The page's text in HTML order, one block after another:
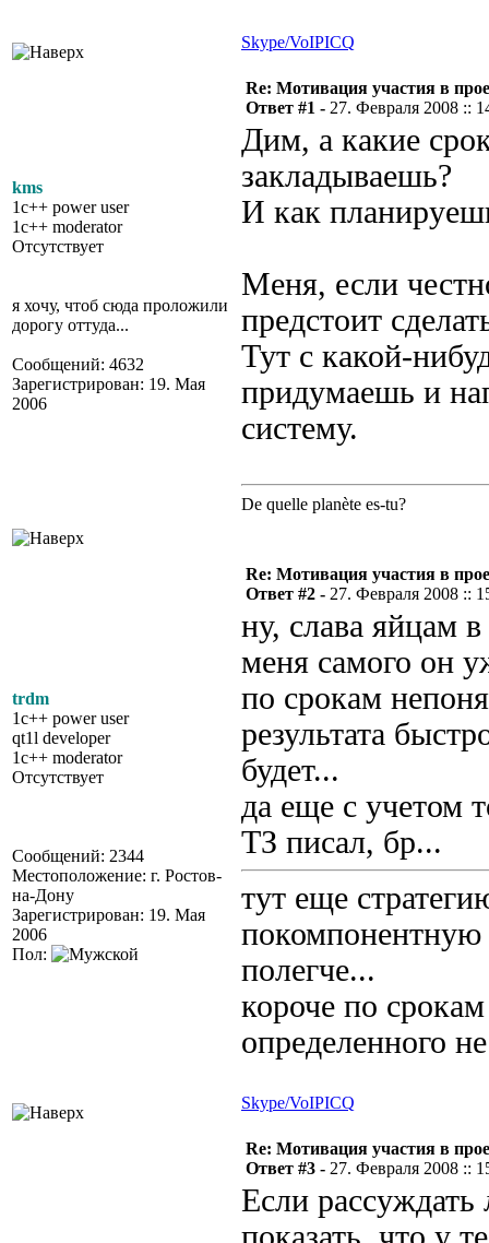
Skype/VoIPICQ
kms
1c++ power user
1c++ moderator
Отсутствует
я хочу, чтоб сюда проложили
дорогу оттуда...
Сообщений: 4632
Зарегистрирован: 19. Мая
2006
Re: Мотивация участия в
Ответ #1 - 27. Февраля 2008 ::
Дим, а какие
закладываешь?
И как
Меня, если
предстоит
Тут с какой-
придумаешь и
систему.
De quelle planète es-tu?
trdm
1c++ power user
qt1l developer
1c++ moderator
Отсутствует
Сообщений: 2344
Местоположение: г. Ростов-
на-Дону
Зарегистрирован: 19. Мая
2006
Пол:
Re: Мотивация участия в
Ответ #2 - 27. Февраля 2008 ::
ну, слава яйцам
меня самого он
по срокам
результата
будет...
да еще с учетом
ТЗ писал, бр...
тут еще
покомпонентную
полегче...
короче по
определенного
Skype/VoIPICQ
Re: Мотивация участия в
Ответ #3 - 27. Февраля 2008 ::
Если